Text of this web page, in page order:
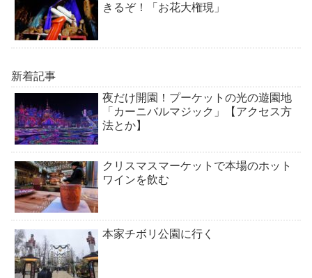
きるぞ！「お花大権現」
新着記事
夜だけ開園！プーケットの光の遊園地
「カーニバルマジック」【アクセス方
法とか】
クリスマスマーケットで本場のホット
ワインを飲む
本家チボリ公園に行く